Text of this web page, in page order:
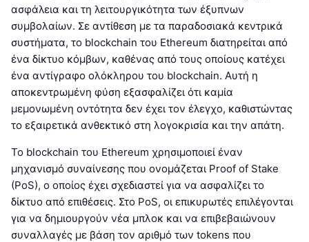
ασφάλεια και τη λειτουργικότητα των έξυπνων
συμβολαίων. Σε αντίθεση με τα παραδοσιακά κεντρικά
συστήματα, το blockchain του Ethereum διατηρείται από
ένα δίκτυο κόμβων, καθένας από τους οποίους κατέχει
ένα αντίγραφο ολόκληρου του blockchain. Αυτή η
αποκεντρωμένη φύση εξασφαλίζει ότι καμία
μεμονωμένη οντότητα δεν έχει τον έλεγχο, καθιστώντας
το εξαιρετικά ανθεκτικό στη λογοκρισία και την απάτη.
Το blockchain του Ethereum χρησιμοποιεί έναν
μηχανισμό συναίνεσης που ονομάζεται Proof of Stake
(PoS), ο οποίος έχει σχεδιαστεί για να ασφαλίζει το
δίκτυο από επιθέσεις. Στο PoS, οι επικυρωτές επιλέγονται
για να δημιουργούν νέα μπλοκ και να επιβεβαιώνουν
συναλλαγές με βάση τον αριθμό των tokens που